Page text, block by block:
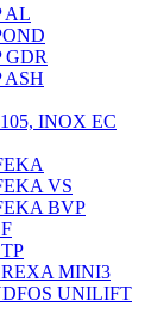
AL
GDR
ASH
INOX EC
VS
BVP
REXA MINI3
UNILIFT